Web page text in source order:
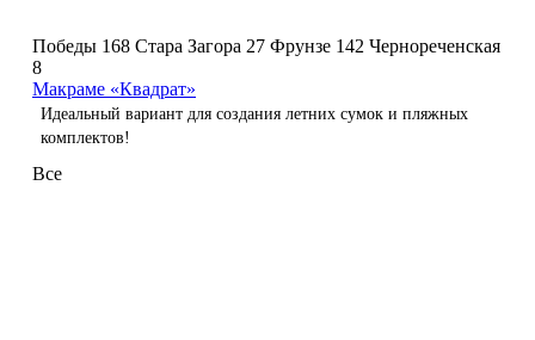
Победы 168 Стара Загора 27 Фрунзе 142 Чернореченская
8
Макраме «Квадрат»
Идеальный вариант для создания летних сумок и пляжных
комплектов!
Все